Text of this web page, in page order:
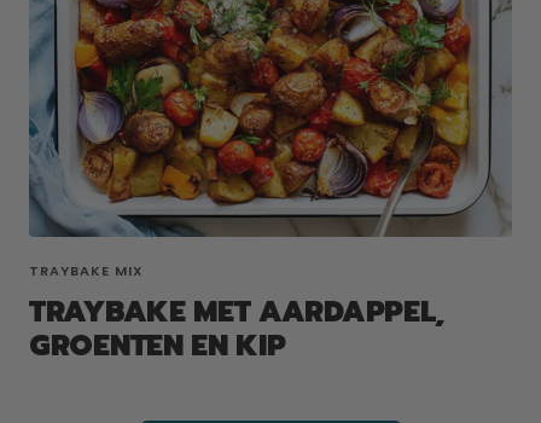
TRAYBAKE MIX
TRAYBAKE MET AARDAPPEL,
GROENTEN EN KIP